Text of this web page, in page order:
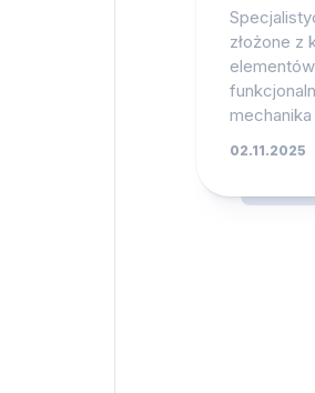
złożone z
02.11.2025